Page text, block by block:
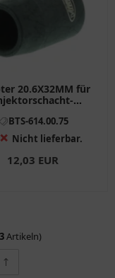
20.6X32MM für
BTS-614.00.75
❌ Nicht lieferbar.
12,03 EUR
Artikeln)